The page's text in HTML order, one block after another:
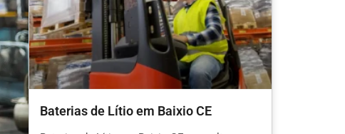
Baterias de Lítio em Baixio CE